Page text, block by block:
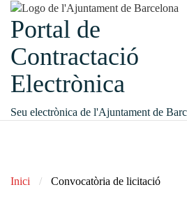
Portal de
Contractació
Electrònica
Seu electrònica de l'Ajuntament de
Inici Convocatòria de licitació